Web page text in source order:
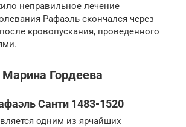
неправильное лечение
Рафаэль скончался через
кровопускания, проведенного
Марина Гордеева
Санти 1483-1520
одним из ярчайших